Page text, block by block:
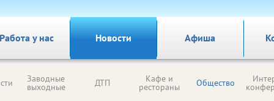
Работа у нас Новости Афиша
Заводные
выходные ДТП Кафе и
рестораны Общество